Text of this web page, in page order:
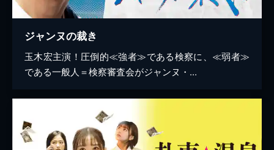
ジャンヌの裁き
玉木宏主演！圧倒的≪強者≫である検察に、≪弱者≫
である一般人＝検察審査会がジャンヌ・...